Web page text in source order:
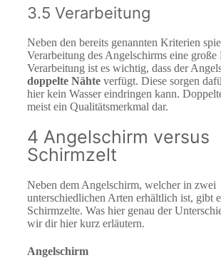
3.5 Verarbeitung
Neben den bereits genannten Kriterien
Verarbeitung des Angelschirms eine
Verarbeitung ist es wichtig, dass der
doppelte Nähte verfügt. Diese sorgen
hier kein Wasser eindringen kann.
meist ein Qualitätsmerkmal dar.
4 Angelschirm versus
Schirmzelt
Neben dem Angelschirm, welcher in zwei
unterschiedlichen Arten erhältlich ist, gibt
Schirmzelte. Was hier genau der
wir dir hier kurz erläutern.
Angelschirm